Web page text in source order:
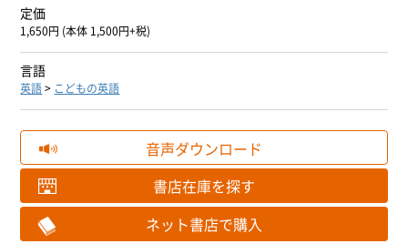
定価
1,650円 (本体 1,500円+税)
言語
英語> こどもの英語
音声ダウンロード
書店在庫を探す
ネット書店で購入